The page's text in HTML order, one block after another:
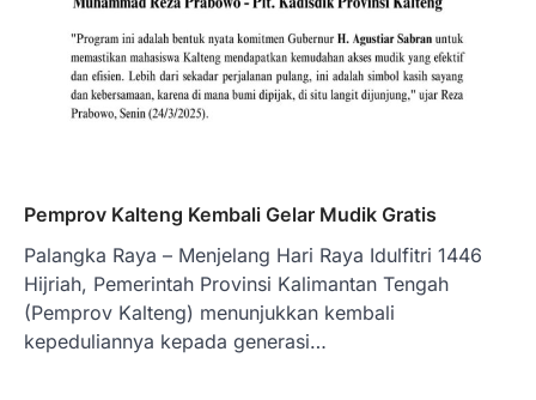
Pemprov Kalteng Kembali Gelar Mudik Gratis
Palangka Raya – Menjelang Hari Raya Idulfitri 1446
Hijriah, Pemerintah Provinsi Kalimantan Tengah
(Pemprov Kalteng) menunjukkan kembali
kepeduliannya kepada generasi…